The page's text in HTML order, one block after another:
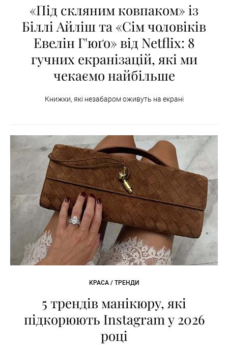
«Під скляним ковпаком» із
Біллі Айліш та «Сім чоловіків
Евелін Г'юґо» від Netflix: 8
гучних екранізацій, які ми
чекаємо найбільше
Книжки, які незабаром оживуть на екрані
КРАСА / ТРЕНДИ
5 трендів манікюру, які
підкорюють Instagram у 2026
році